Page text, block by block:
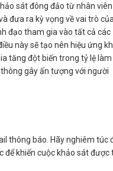
sát đông đảo từ nhân
đưa ra kỳ vọng về vai trò
đạo tham gia vào tất cả các
này sẽ tạo nên hiệu ứng
tăng đột biến trong tỷ lệ làm
gây ấn tượng với người
thông báo. Hãy nghiêm túc
để khiến cuộc khảo sát được